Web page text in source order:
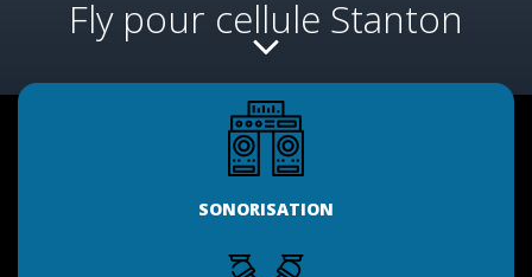
Fly pour cellule Stanton
SONORISATION